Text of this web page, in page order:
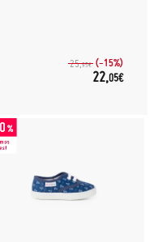
25,95€ (-15%)
22,05€